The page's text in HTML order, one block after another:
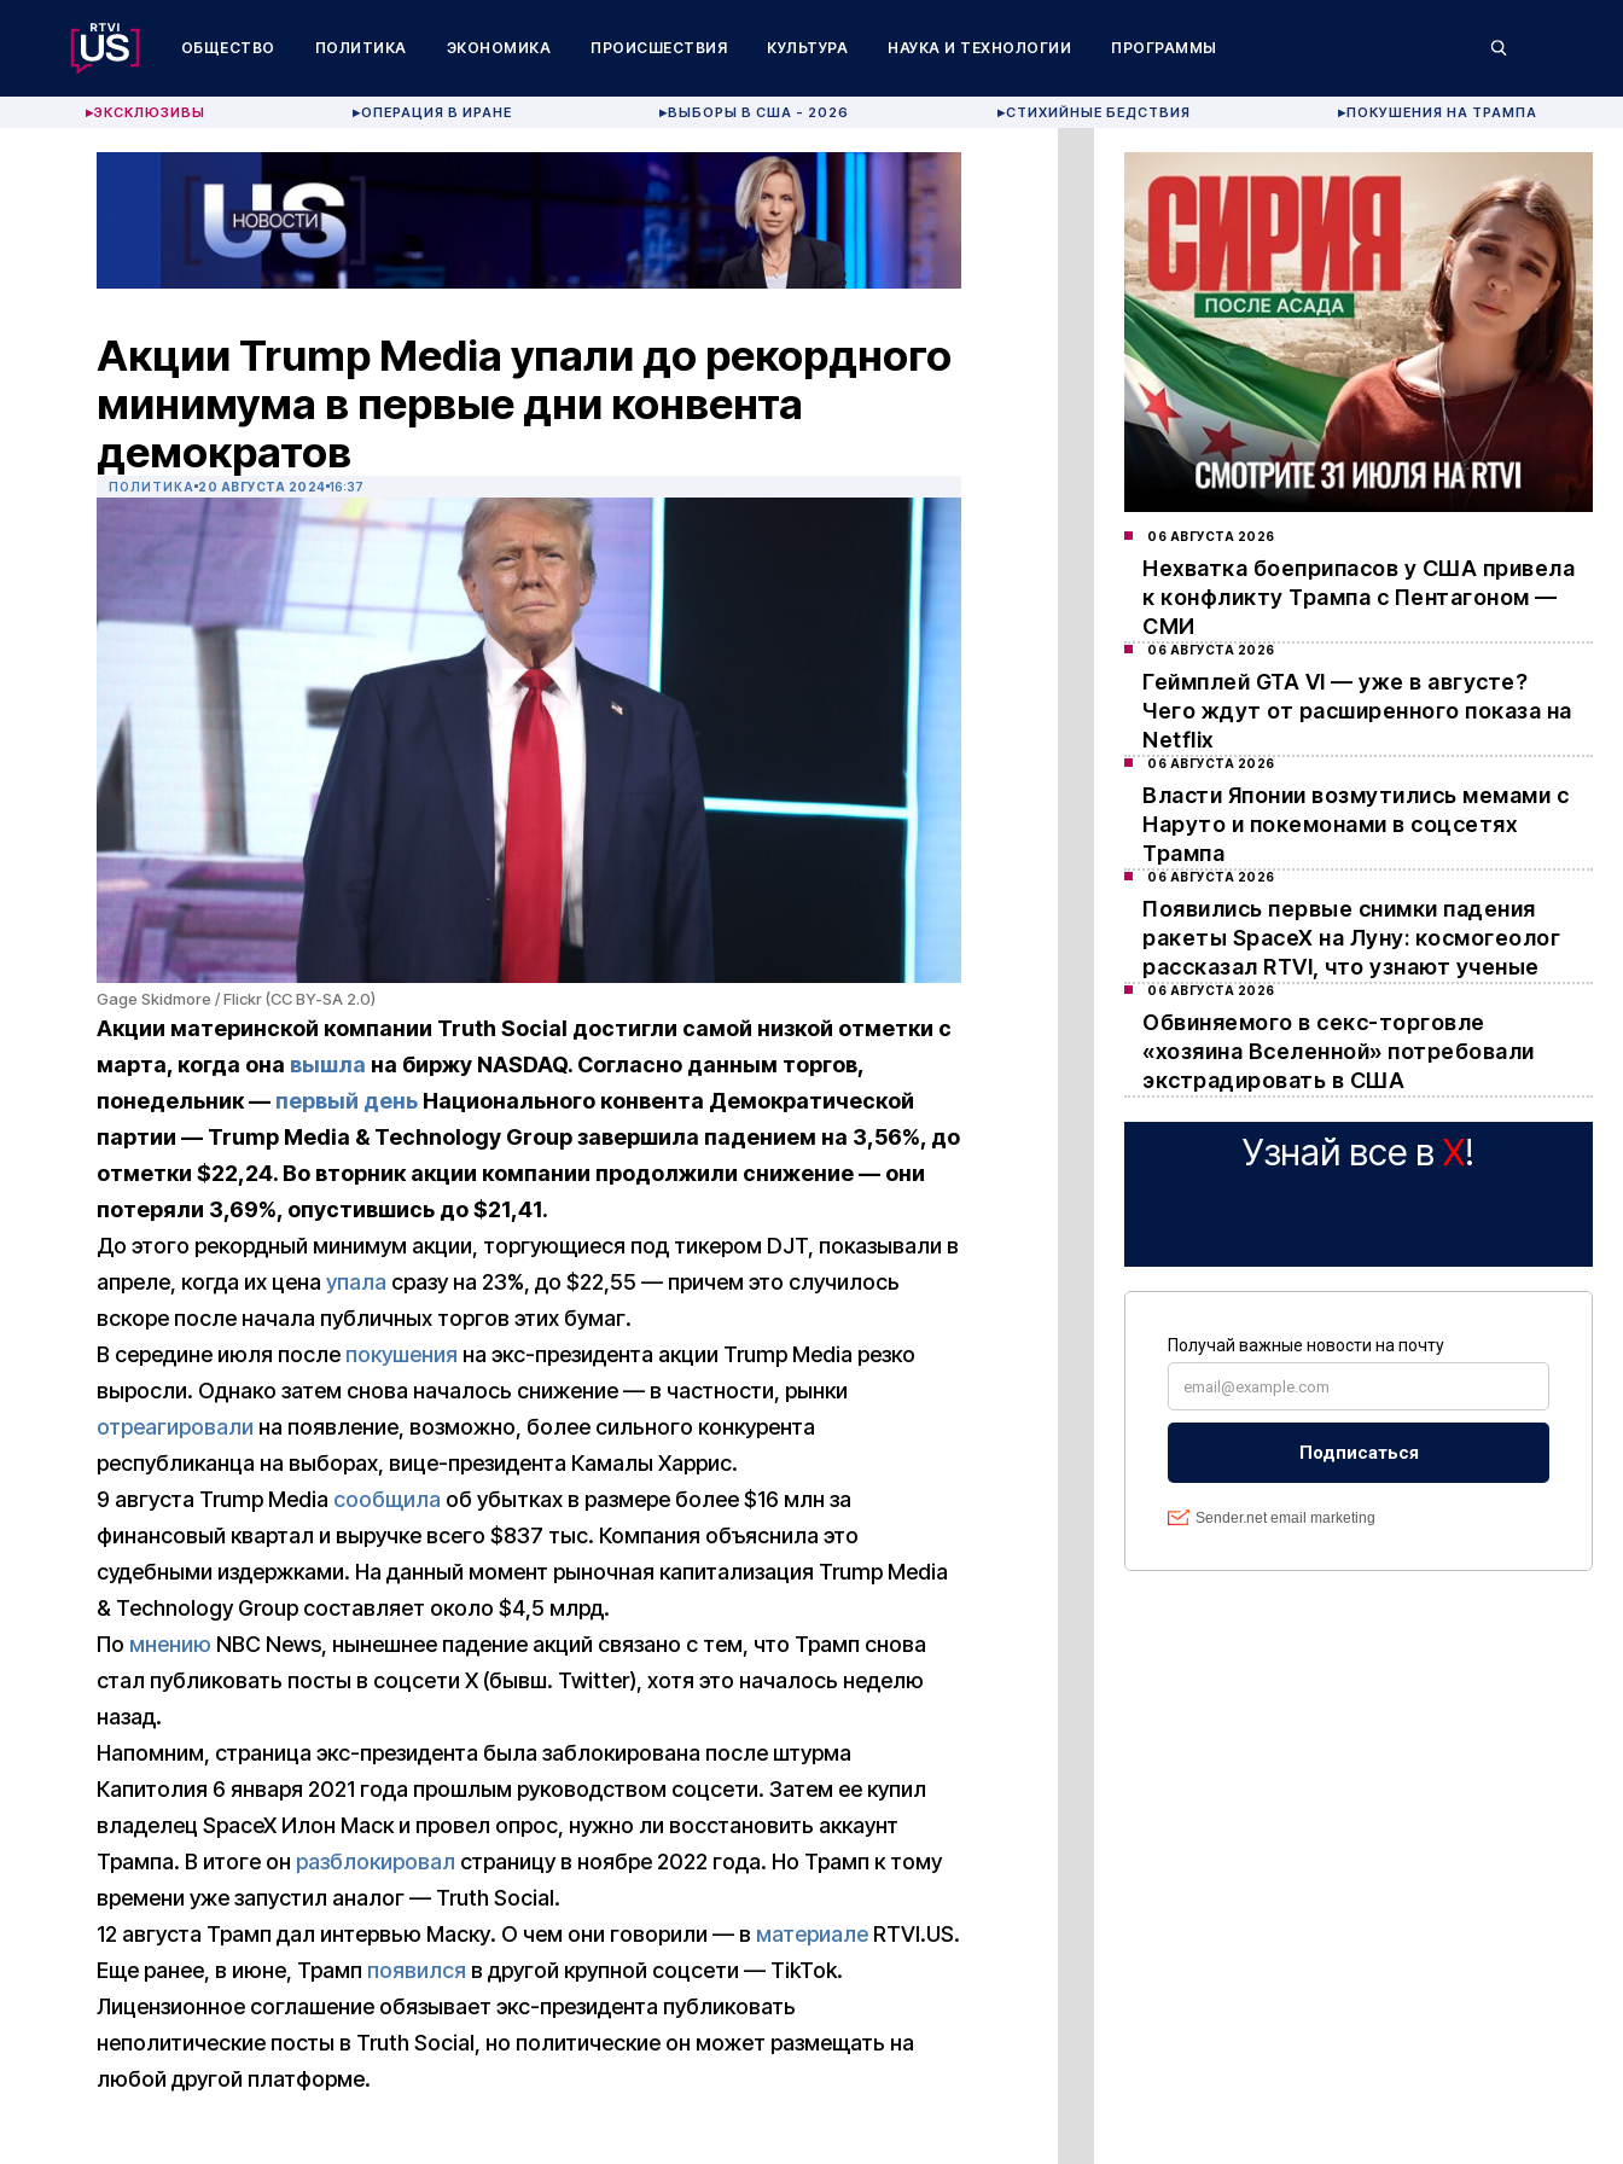
ОБЩЕСТВО ПОЛИТИКА ЭКОНОМИКА ПРОИСШЕСТВИЯ КУЛЬТУРА НАУКА И ТЕХНОЛОГИИ ПРОГРАММЫ
▶ЭКСКЛЮЗИВЫ ▶ОПЕРАЦИЯ В ИРАНЕ ▶ВЫБОРЫ В США - 2026 ▶СТИХИЙНЫЕ БЕДСТВИЯ ▶ПОКУШЕНИЯ НА ТРАМПА
Акции Trump Media упали до рекордного
минимума в первые дни конвента
демократов
ПОЛИТИКА 20 АВГУСТА 2024 16:37
Gage Skidmore / Flickr (CC BY-SA 2.0)
Акции материнской компании Truth Social достигли самой низкой отметки с
марта, когда она вышла на биржу NASDAQ. Согласно данным торгов,
понедельник — первый день Национального конвента Демократической
партии — Trump Media & Technology Group завершила падением на 3,56%, до
отметки $22,24. Во вторник акции компании продолжили снижение — они
потеряли 3,69%, опустившись до $21,41.
До этого рекордный минимум акции, торгующиеся под тикером DJT, показывали в
апреле, когда их цена упала сразу на 23%, до $22,55 — причем это случилось
вскоре после начала публичных торгов этих бумаг.
В середине июля после покушения на экс-президента акции Trump Media резко
выросли. Однако затем снова началось снижение — в частности, рынки
отреагировали на появление, возможно, более сильного конкурента
республиканца на выборах, вице-президента Камалы Харрис.
9 августа Trump Media сообщила об убытках в размере более $16 млн за
финансовый квартал и выручке всего $837 тыс. Компания объяснила это
судебными издержками. На данный момент рыночная капитализация Trump Media
& Technology Group составляет около $4,5 млрд.
По мнению NBC News, нынешнее падение акций связано с тем, что Трамп снова
стал публиковать посты в соцсети X (бывш. Twitter), хотя это началось неделю
назад.
Напомним, страница экс-президента была заблокирована после штурма
Капитолия 6 января 2021 года прошлым руководством соцсети. Затем ее купил
владелец SpaceX Илон Маск и провел опрос, нужно ли восстановить аккаунт
Трампа. В итоге он разблокировал страницу в ноябре 2022 года. Но Трамп к тому
времени уже запустил аналог — Truth Social.
12 августа Трамп дал интервью Маску. О чем они говорили — в материале RTVI.US.
Еще ранее, в июне, Трамп появился в другой крупной соцсети — TikTok.
Лицензионное соглашение обязывает экс-президента публиковать
неполитические посты в Truth Social, но политические он может размещать на
любой другой платформе.
06 АВГУСТА 2026
Нехватка боеприпасов у США привела
к конфликту Трампа с Пентагоном —
СМИ
06 АВГУСТА 2026
Геймплей GTA VI — уже в августе?
Чего ждут от расширенного показа на
Netflix
06 АВГУСТА 2026
Власти Японии возмутились мемами с
Наруто и покемонами в соцсетях
Трампа
06 АВГУСТА 2026
Появились первые снимки падения
ракеты SpaceX на Луну: космогеолог
рассказал RTVI, что узнают ученые
06 АВГУСТА 2026
Обвиняемого в секс-торговле
«хозяина Вселенной» потребовали
экстрадировать в США
Узнай все в X!